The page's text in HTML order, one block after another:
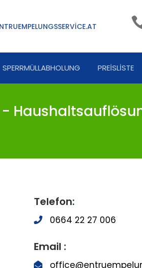
SPERRMÜLLABHOLUNG PREISLISTE
Telefon:
0664 22 27 006
Email :